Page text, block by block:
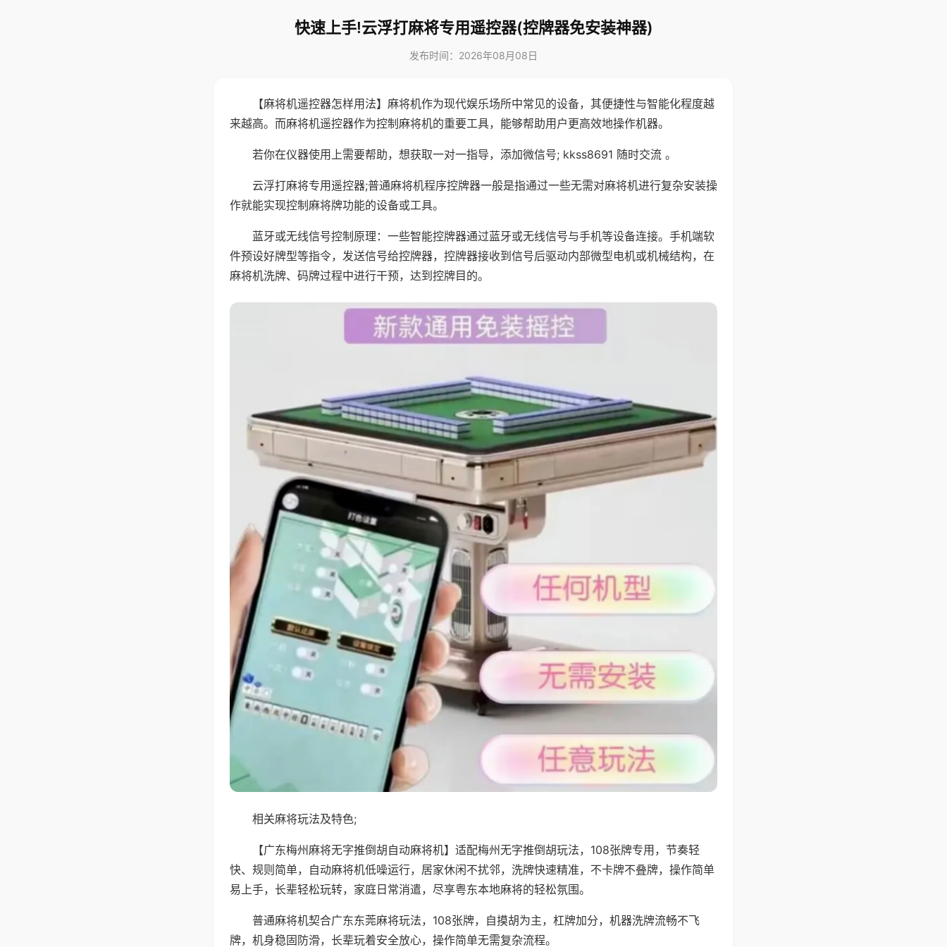
快速上手!云浮打麻将专用遥控器(控牌器免安装神器)
发布时间：2026年08月08日
【麻将机遥控器怎样用法】麻将机作为现代娱乐场所中常见的设备，其便捷性与智能化程度越
来越高。而麻将机遥控器作为控制麻将机的重要工具，能够帮助用户更高效地操作机器。
若你在仪器使用上需要帮助，想获取一对一指导，添加微信号; kkss8691 随时交流 。
云浮打麻将专用遥控器;普通麻将机程序控牌器一般是指通过一些无需对麻将机进行复杂安装操
作就能实现控制麻将牌功能的设备或工具。
蓝牙或无线信号控制原理：一些智能控牌器通过蓝牙或无线信号与手机等设备连接。手机端软
件预设好牌型等指令，发送信号给控牌器，控牌器接收到信号后驱动内部微型电机或机械结构，在
麻将机洗牌、码牌过程中进行干预，达到控牌目的。
相关麻将玩法及特色;
【广东梅州麻将无字推倒胡自动麻将机】适配梅州无字推倒胡玩法，108张牌专用，节奏轻
快、规则简单，自动麻将机低噪运行，居家休闲不扰邻，洗牌快速精准，不卡牌不叠牌，操作简单
易上手，长辈轻松玩转，家庭日常消遣，尽享粤东本地麻将的轻松氛围。
普通麻将机契合广东东莞麻将玩法，108张牌，自摸胡为主，杠牌加分，机器洗牌流畅不飞
牌，机身稳固防滑，长辈玩着安全放心，操作简单无需复杂流程。